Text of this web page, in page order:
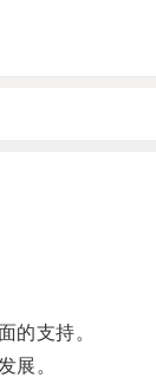
的支持。
展。